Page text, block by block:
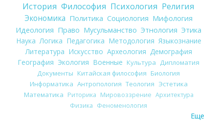
История Философия Психология Религия
Экономика Политика Социология Мифология
Идеология Право Мусульманство Этнология Этика
Наука Логика Педагогика Методология Языкознание
Литература Искусство Археология Демография
География Экология Военные Культура
Дипломатия
Документы Китайская философия Биология
Информатика Антропология Теология Эстетика
Математика Риторика Мировоззрение Архитектура
Физика Феноменология
Еще